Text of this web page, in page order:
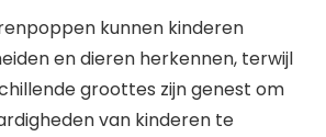
kunnen kinderen
en dieren herkennen, terwijl
groottes zijn genest om
van kinderen te